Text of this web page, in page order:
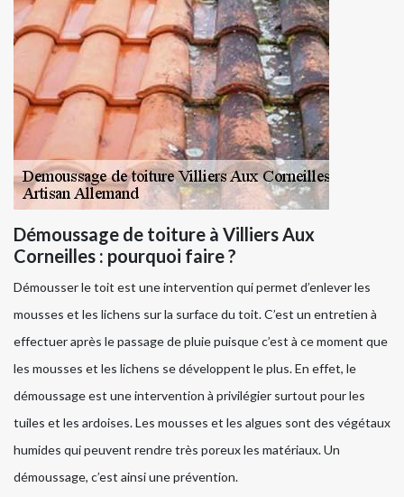
Démoussage de toiture à Villiers Aux
Corneilles : pourquoi faire ?
Démousser le toit est une intervention qui permet d’enlever les
mousses et les lichens sur la surface du toit. C’est un entretien à
effectuer après le passage de pluie puisque c’est à ce moment que
les mousses et les lichens se développent le plus. En effet, le
démoussage est une intervention à privilégier surtout pour les
tuiles et les ardoises. Les mousses et les algues sont des végétaux
humides qui peuvent rendre très poreux les matériaux. Un
démoussage, c’est ainsi une prévention.